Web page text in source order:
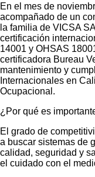
En el mes de
acompañado de un
la familia de VICSA
certificación
14001 y OHSAS
certificadora Bureau
mantenimiento y
Internacionales en
Ocupacional.
¿Por qué es
El grado de
a buscar sistemas de
calidad, seguridad y
el cuidado con el